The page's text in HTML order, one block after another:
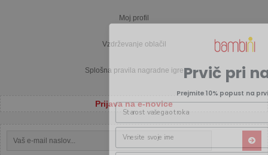
Moj profil
Vzdrževanje oblačil
Splošna pravila nagradne igre
Prijava na e-novice
Prvič pri
Prejmite 10% popust na